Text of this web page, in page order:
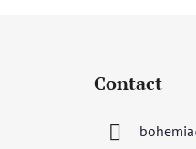
Contact
bohemia